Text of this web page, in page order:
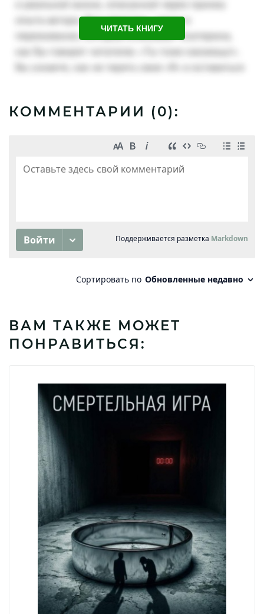
ЧИТАТЬ КНИГУ
КОММЕНТАРИИ (0):
ВАМ ТАКЖЕ МОЖЕТ
ПОНРАВИТЬСЯ: